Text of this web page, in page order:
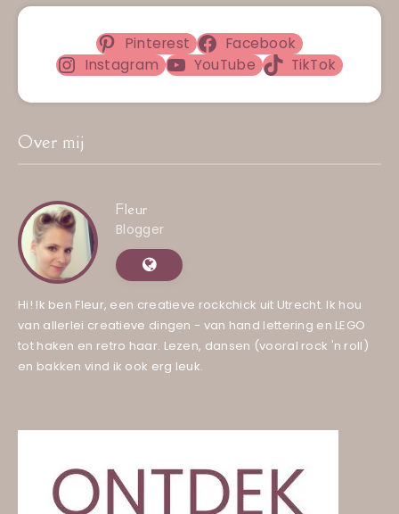
Pinterest
Facebook
Instagram
YouTube TikTok
Over mij
Fleur
Blogger
Hi! Ik ben Fleur, een creatieve rockchick uit Utrecht. Ik hou
van allerlei creatieve dingen - van hand lettering en LEGO
tot haken en retro haar. Lezen, dansen (vooral rock 'n roll)
en bakken vind ik ook erg leuk.